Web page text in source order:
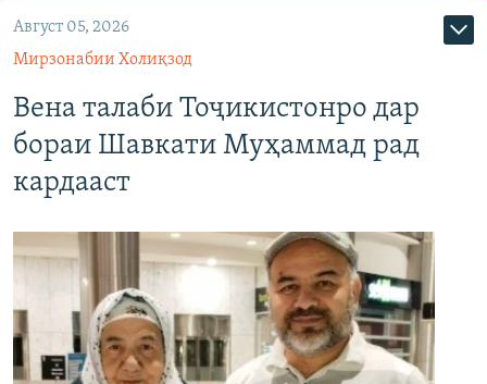
Август 05, 2026
Мирзонабии Холиқзод
Вена талаби Тоҷикистонро дар
бораи Шавкати Муҳаммад рад
кардааст